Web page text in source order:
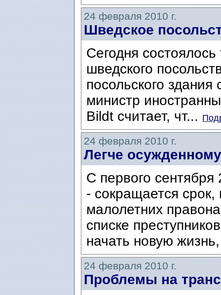
24 февраля 2010 г.
Шведское
Сегодня
шведского
посольского
министр
Bildt считает, чт...
24 февраля 2010 г.
Легче
С первого сентября
- сокращается
малолетних
списке
начать новую
24 февраля 2010 г.
Проблемы на